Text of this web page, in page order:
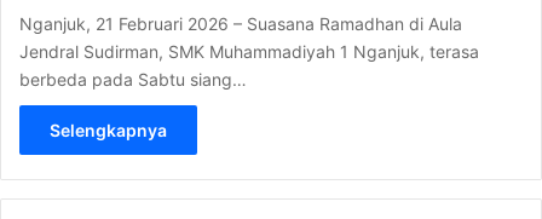
Nganjuk, 21 Februari 2026 – Suasana Ramadhan di Aula
Jendral Sudirman, SMK Muhammadiyah 1 Nganjuk, terasa
berbeda pada Sabtu siang…
Selengkapnya